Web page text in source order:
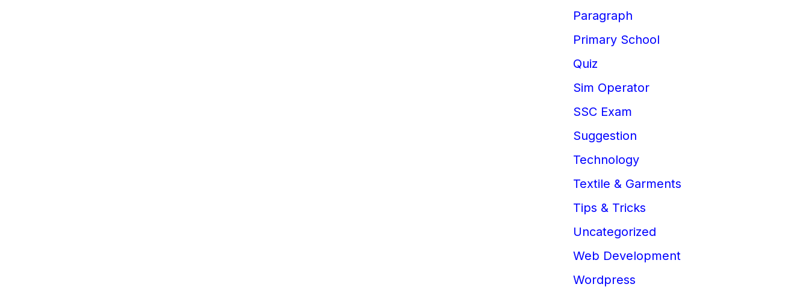
Paragraph
Primary School
Quiz
Sim Operator
SSC Exam
Suggestion
Technology
Textile & Garments
Tips & Tricks
Uncategorized
Web Development
Wordpress